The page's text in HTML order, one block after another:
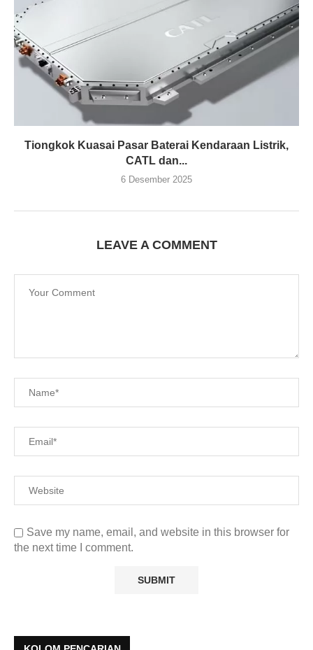
Tiongkok Kuasai Pasar Baterai Kendaraan Listrik,
CATL dan...
6 Desember 2025
LEAVE A COMMENT
Save my name, email, and website in this browser for
the next time I comment.